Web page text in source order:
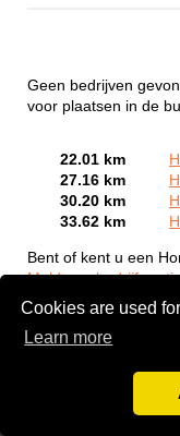
Cookies are used
Learn more
Geen bedrijven
voor plaatsen in de
22.01 km
27.16 km
30.20 km
33.62 km
Bent of kent u een
Meld een bedrijf